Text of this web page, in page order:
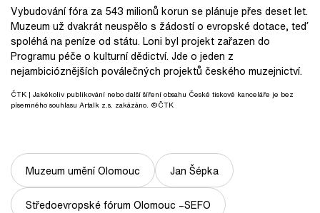
Vybudování fóra za 543 milionů korun se plánuje přes deset let.
Muzeum už dvakrát neuspělo s žádostí o evropské dotace, teď
spoléhá na peníze od státu. Loni byl projekt zařazen do
Programu péče o kulturní dědictví. Jde o jeden z
nejambicióznějších poválečných projektů českého muzejnictví.
ČTK | Jakékoliv publikování nebo další šíření obsahu České tiskové kanceláře je bez
písemného souhlasu Artalk z.s. zakázáno. ©ČTK
Muzeum umění Olomouc Jan Šépka
Středoevropské fórum Olomouc –SEFO